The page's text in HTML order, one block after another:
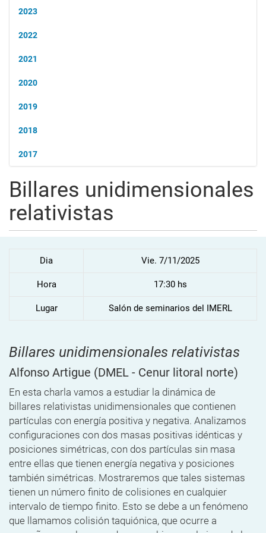
2023
2022
2021
2020
2019
2018
2017
Billares unidimensionales
relativistas
Dia Vie. 7/11/2025
Hora 17:30 hs
Lugar Salón de seminarios del IMERL
Billares unidimensionales relativistas
Alfonso Artigue (DMEL - Cenur litoral norte)
En esta charla vamos a estudiar la dinámica de
billares relativistas unidimensionales que contienen
partículas con energía positiva y negativa. Analizamos
configuraciones con dos masas positivas idénticas y
posiciones simétricas, con dos partículas sin masa
entre ellas que tienen energía negativa y posiciones
también simétricas. Mostraremos que tales sistemas
tienen un número finito de colisiones en cualquier
intervalo de tiempo finito. Esto se debe a un fenómeno
que llamamos colisión taquiónica, que ocurre a